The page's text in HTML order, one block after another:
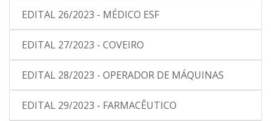
EDITAL 26/2023 - MÉDICO ESF
EDITAL 27/2023 - COVEIRO
EDITAL 28/2023 - OPERADOR DE MÁQUINAS
EDITAL 29/2023 - FARMACÊUTICO